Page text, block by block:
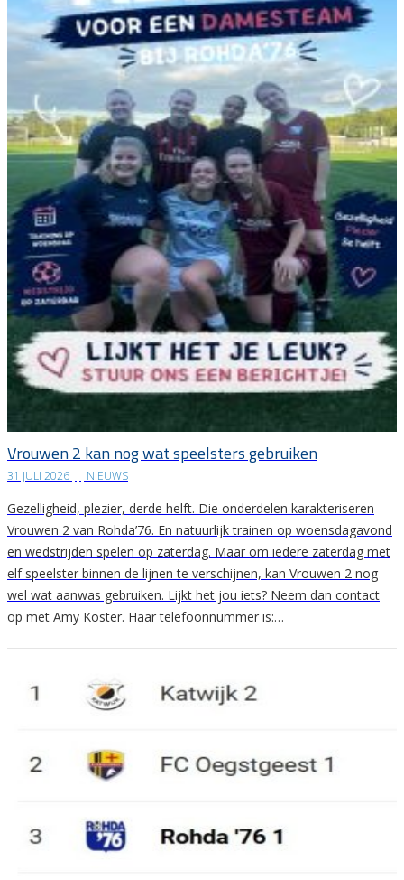
Vrouwen 2 kan nog wat speelsters gebruiken
31 JULI 2026 | NIEUWS
Gezelligheid, plezier, derde helft. Die onderdelen karakteriseren
Vrouwen 2 van Rohda’76. En natuurlijk trainen op woensdagavond
en wedstrijden spelen op zaterdag. Maar om iedere zaterdag met
elf speelster binnen de lijnen te verschijnen, kan Vrouwen 2 nog
wel wat aanwas gebruiken. Lijkt het jou iets? Neem dan contact
op met Amy Koster. Haar telefoonnummer is:…